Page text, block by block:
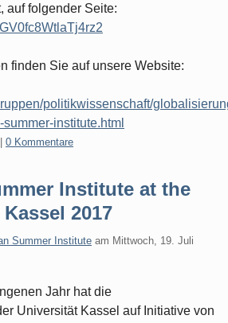
auf folgender Seite:
finden Sie auf unsere Website:
politikwissenschaft/
institute.html
0 Kommentare
Institute at the
2017
Summer Institute am Mittwoch, 19. Juli
Jahr hat die
Universität Kassel auf Initiative von